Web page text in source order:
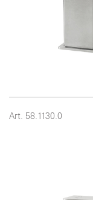
Art. 58.1130.0